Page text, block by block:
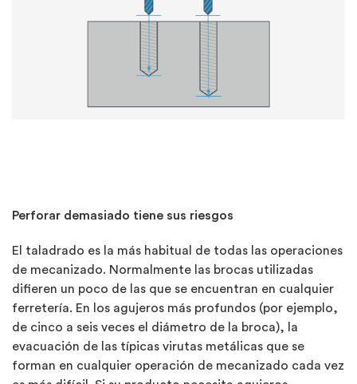
Perforar demasiado tiene sus riesgos
El taladrado es la más habitual de todas las operaciones
de mecanizado. Normalmente las brocas utilizadas
difieren un poco de las que se encuentran en cualquier
ferretería. En los agujeros más profundos (por ejemplo,
de cinco a seis veces el diámetro de la broca), la
evacuación de las típicas virutas metálicas que se
forman en cualquier operación de mecanizado cada vez